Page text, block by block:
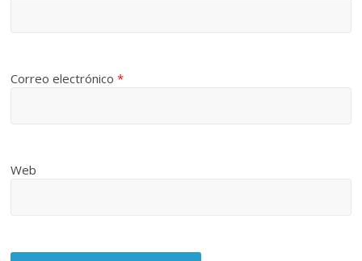
Correo electrónico*
Web